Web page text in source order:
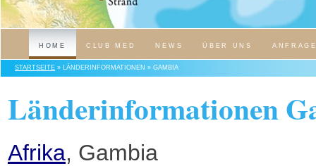
HOME CLUB MED NEWS ÜBER UNS
STARTSEITE » LÄNDERINFORMATIONEN » GAMBIA
Länderinformationen
Afrika, Gambia